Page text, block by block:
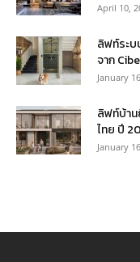
April 10,
ลิฟท์ระบ
จาก
January
ลิฟท์บ้า
ไทย ปี
January